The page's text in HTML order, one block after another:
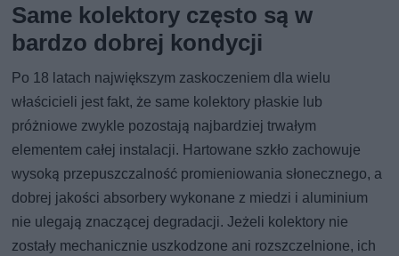
Same kolektory często są w
bardzo dobrej kondycji
Po 18 latach największym zaskoczeniem dla wielu
właścicieli jest fakt, że same kolektory płaskie lub
próżniowe zwykle pozostają najbardziej trwałym
elementem całej instalacji. Hartowane szkło zachowuje
wysoką przepuszczalność promieniowania słonecznego, a
dobrej jakości absorbery wykonane z miedzi i aluminium
nie ulegają znaczącej degradacji. Jeżeli kolektory nie
zostały mechanicznie uszkodzone ani rozszczelnione, ich